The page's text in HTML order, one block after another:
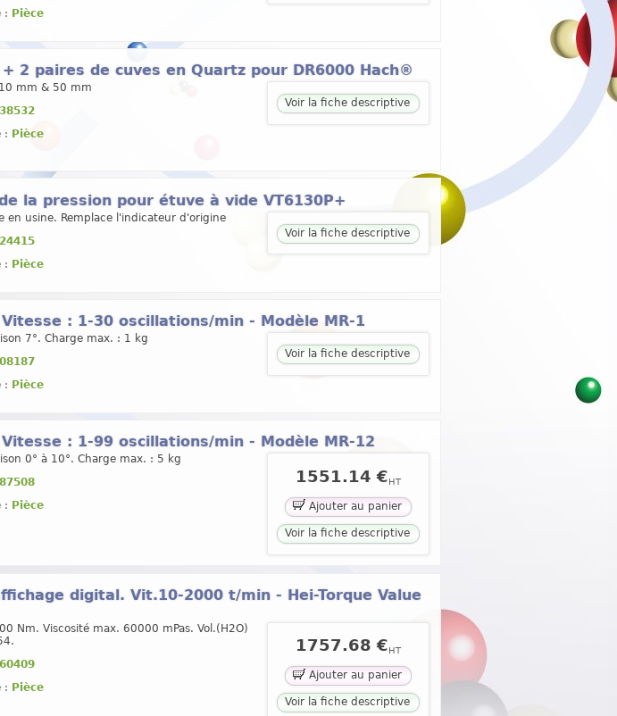
: Pièce
2 paires de cuves en Quartz pour DR6000 Hach®
mm & 50 mm
: Pièce
Voir la fiche descriptive
la pression pour étuve à vide VT6130P+
en usine. Remplace l'indicateur d'origine
: Pièce
Voir la fiche descriptive
: 1-30 oscillations/min - Modèle MR-1
7°. Charge max. : 1 kg
: Pièce
Voir la fiche descriptive
: 1-99 oscillations/min - Modèle MR-12
0° à 10°. Charge max. : 5 kg
: Pièce
1551.14 €HT
Ajouter au panier
Voir la fiche descriptive
digital. Vit.10-2000 t/min - Hei-Torque Value
Nm. Viscosité max. 60000 mPas. Vol.(H2O)
: Pièce
1757.68 € HT
Ajouter au panier
Voir la fiche descriptive